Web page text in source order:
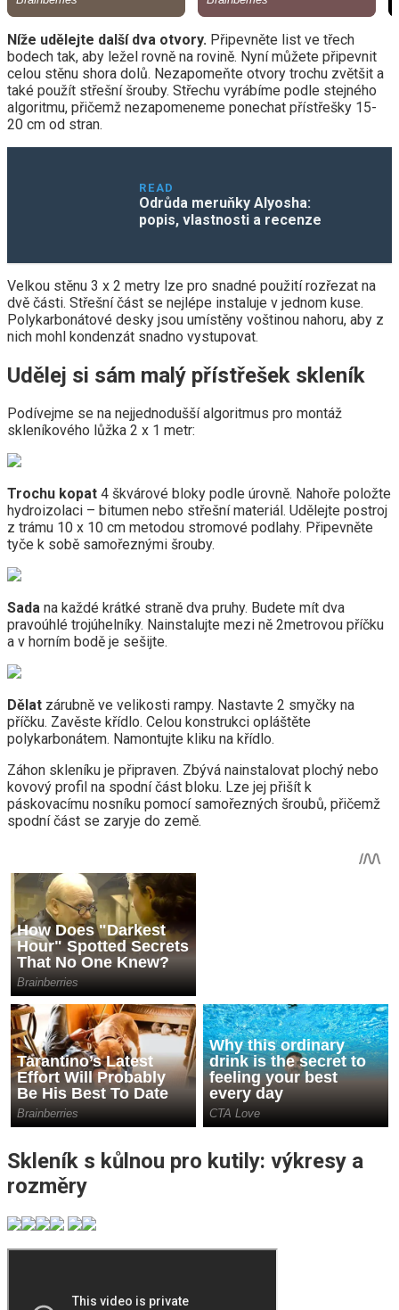
Níže udělejte další dva otvory. Připevněte list ve třech
bodech tak, aby ležel rovně na rovině. Nyní můžete připevnit
celou stěnu shora dolů. Nezapomeňte otvory trochu zvětšit a
také použít střešní šrouby. Střechu vyrábíme podle stejného
algoritmu, přičemž nezapomeneme ponechat přístřešky 15-
20 cm od stran.
READ
Odrůda meruňky Alyosha:
popis, vlastnosti a recenze
Velkou stěnu 3 x 2 metry lze pro snadné použití rozřezat na
dvě části. Střešní část se nejlépe instaluje v jednom kuse.
Polykarbonátové desky jsou umístěny voštinou nahoru, aby z
nich mohl kondenzát snadno vystupovat.
Udělej si sám malý přístřešek skleník
Podívejme se na nejjednodušší algoritmus pro montáž
skleníkového lůžka 2 x 1 metr:
Trochu kopat 4 škvárové bloky podle úrovně. Nahoře položte
hydroizolaci – bitumen nebo střešní materiál. Udělejte postroj
z trámu 10 x 10 cm metodou stromové podlahy. Připevněte
tyče k sobě samořeznými šrouby.
Sada na každé krátké straně dva pruhy. Budete mít dva
pravoúhlé trojúhelníky. Nainstalujte mezi ně 2metrovou příčku
a v horním bodě je sešijte.
Dělat zárubně ve velikosti rampy. Nastavte 2 smyčky na
příčku. Zavěste křídlo. Celou konstrukci opláštěte
polykarbonátem. Namontujte kliku na křídlo.
Záhon skleníku je připraven. Zbývá nainstalovat plochý nebo
kovový profil na spodní část bloku. Lze jej přišít k
páskovacímu nosníku pomocí samořezných šroubů, přičemž
spodní část se zaryje do země.
Skleník s kůlnou pro kutily: výkresy a
rozměry